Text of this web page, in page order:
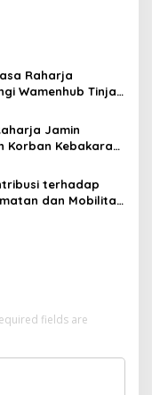
Raharja
Wamenhub Tinjau
Sentosa II di RS
Jamin
Korban Kebakaran
Sumenepterhadap
dan Mobilitas
fields are